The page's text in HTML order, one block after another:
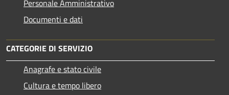
Personale Amministrativo
Documenti e dati
CATEGORIE DI SERVIZIO
Anagrafe e stato civile
Cultura e tempo libero